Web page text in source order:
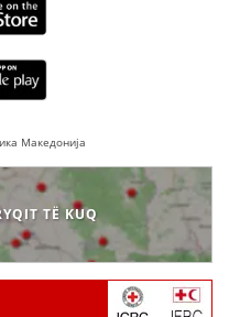
INFORMATIV
Македонија
TË KUQ